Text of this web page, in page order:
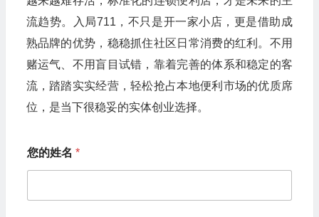
流趋势。入局711，不只是开一家小店，更是借助成
熟品牌的优势，稳稳抓住社区日常消费的红利。不用
赌运气、不用盲目试错，靠着完善的体系和稳定的客
流，踏踏实实经营，轻松抢占本地便利市场的优质席
位，是当下很稳妥的实体创业选择。
的
其
您的姓名 *